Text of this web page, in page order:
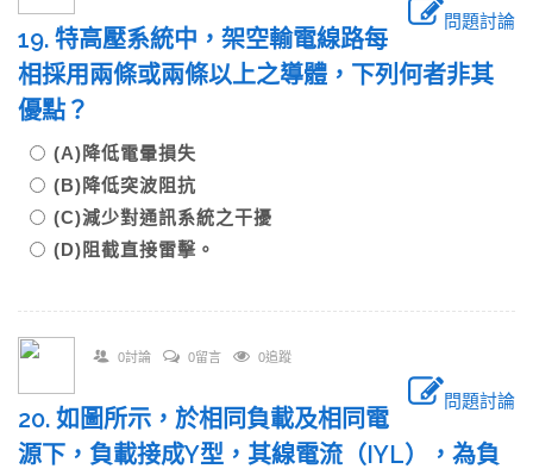
問題討論
19. 特高壓系統中，架空輸電線路每
相採用兩條或兩條以上之導體，下列何者非其
優點？
(A)降低電暈損失
(B)降低突波阻抗
(C)減少對通訊系統之干擾
(D)阻截直接雷擊。
0討論 0留言 0追蹤
問題討論
20. 如圖所示，於相同負載及相同電
源下，負載接成Y型，其線電流（IYL），為負